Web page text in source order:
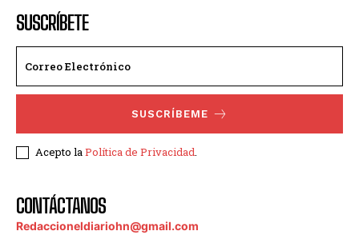
SUSCRÍBETE
SUSCRÍBEME
Acepto laPolítica de Privacidad.
CONTÁCTANOS
Redaccioneldiariohn@gmail.com